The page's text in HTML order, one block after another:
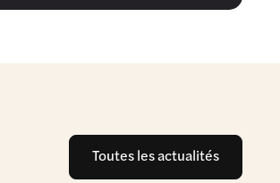
Toutes les actualités